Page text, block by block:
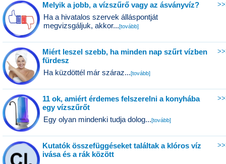
Melyik a jobb, a vízszűrő vagy az ásványvíz?
Ha a hivatalos szervek álláspontját
megvizsgáljuk, akkor...[tovább]
Miért leszel szebb, ha minden nap szűrt vízben
fürdesz
Ha küzdöttél már száraz...[tovább]
11 ok, amiért érdemes felszerelni a konyhába
egy vízszűrőt
Egy olyan mindenki tudja dolog...[tovább]
Kutatók összefüggéseket találtak a klóros víz
ivása és a rák között